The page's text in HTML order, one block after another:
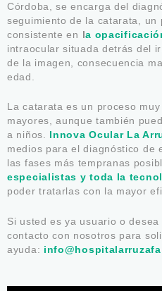
Córdoba, se encarga del
seguimiento de la catarata, un
consistente en la o
intraocular situada detrás del
de la imagen, consecuencia
edad.
La catarata es un proceso
mayores, aunque también
a niños. Innova Ocular La
medios para el diagnóstico de
las fases más tempranas
especialistas y toda la
poder tratarlas con la mayor
Si usted es ya usuario o
contacto con nosotros para
ayuda: